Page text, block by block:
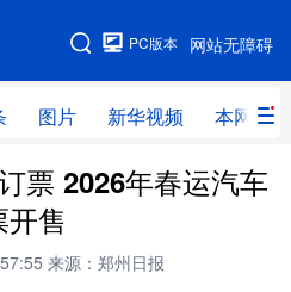
网站无障碍
PC版本
图片 新华视频 本网原创
地图
南要闻 头条
网原创
记者看河南 领导活动报道集
票 2026年春运汽车
开售
来源：郑州日报